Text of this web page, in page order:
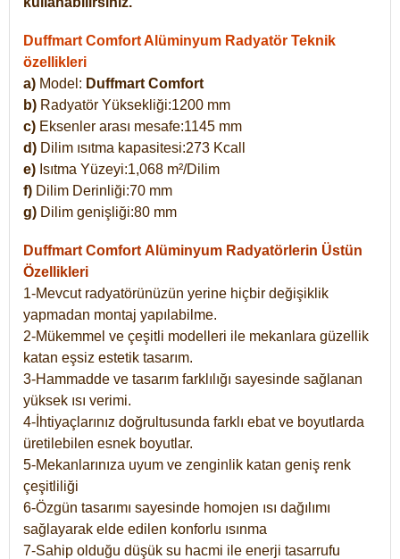
Duffmart Comfort Alüminyum Radyatör Teknik
özellikleri
a) Model: Duffmart Comfort
b) Radyatör Yüksekliği:1200 mm
c) Eksenler arası mesafe:1145 mm
d) Dilim ısıtma kapasitesi:273 Kcall
e) Isıtma Yüzeyi:1,068 m²/Dilim
f) Dilim Derinliği:70 mm
g) Dilim genişliği:80 mm
Duffmart Comfort Alüminyum Radyatörlerin Üstün
Özellikleri
1-Mevcut radyatörünüzün yerine hiçbir değişiklik
yapmadan montaj yapılabilme.
2-Mükemmel ve çeşitli modelleri ile mekanlara güzellik
katan eşsiz estetik tasarım.
3-Hammadde ve tasarım farklılığı sayesinde sağlanan
yüksek ısı verimi.
4-İhtiyaçlarınız doğrultusunda farklı ebat ve boyutlarda
üretilebilen esnek boyutlar.
5-Mekanlarınıza uyum ve zenginlik katan geniş renk
çeşitliliği
6-Özgün tasarımı sayesinde homojen ısı dağılımı
sağlayarak elde edilen konforlu ısınma
7-Sahip olduğu düşük su hacmi ile enerji tasarrufu